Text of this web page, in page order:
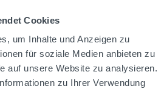
Cookies
um Inhalte und Anzeigen zu
für soziale Medien anbieten zu
auf unsere Website zu analysieren.
zu Ihrer Verwendung